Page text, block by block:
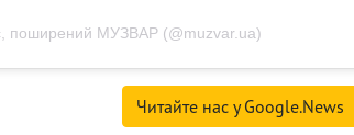
поширений МУЗВАР (@muzvar.ua)
Читайте нас у Google.News